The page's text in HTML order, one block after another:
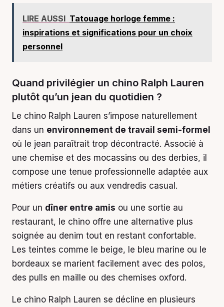
LIRE AUSSI Tatouage horloge femme :
inspirations et significations pour un choix
personnel
Quand privilégier un chino Ralph Lauren
plutôt qu’un jean du quotidien ?
Le chino Ralph Lauren s’impose naturellement
dans un environnement de travail semi-formel
où le jean paraîtrait trop décontracté. Associé à
une chemise et des mocassins ou des derbies, il
compose une tenue professionnelle adaptée aux
métiers créatifs ou aux vendredis casual.
Pour un dîner entre amis ou une sortie au
restaurant, le chino offre une alternative plus
soignée au denim tout en restant confortable.
Les teintes comme le beige, le bleu marine ou le
bordeaux se marient facilement avec des polos,
des pulls en maille ou des chemises oxford.
Le chino Ralph Lauren se décline en plusieurs